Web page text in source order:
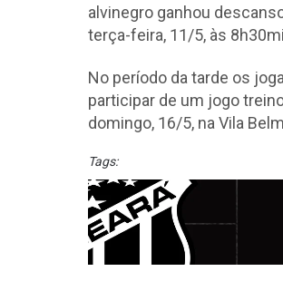
alvinegro ganhou
terça-feira, 11/5, às
No período da tarde os
participar de um jogo
domingo, 16/5, na Vila
Tags: